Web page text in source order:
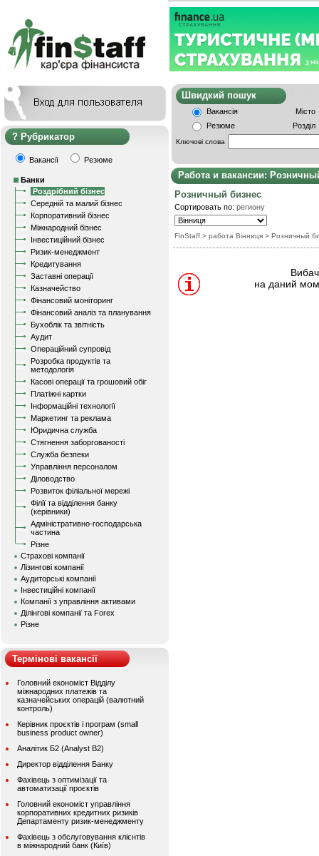
Рубрикатор
Вакансії Резюме
Банки
Роздрібний бізнес
Середній та малий бізнес
Корпоративний бізнес
Міжнародний бізнес
Інвестиційний бізнес
Ризик-менеджмент
Кредитування
Заставні операції
Казначейство
Фінансовий моніторинг
Фінансовий аналіз та планування
Бухоблік та звітність
Аудит
Операційний супровід
Розробка продуктів та
методологія
Касові операції та грошовий обіг
Платіжні картки
Інформаційні технології
Маркетинг та реклама
Юридична служба
Стягнення заборгованості
Служба безпеки
Управління персоналом
Діловодство
Розвиток філіальної мережі
Філії та відділення банку
(керівники)
Адміністративно-господарська
частина
Різне
Страхові компанії
Лізингові компанії
Аудиторські компанії
Інвестиційні компанії
Компанії з управління активами
Ділінгові компанії та Forex
Різне
Термінові вакансії
Головний економіст Відділу
міжнародних платежів та
казначейських операцій (валютний
контроль)
Керівник проєктів і програм (small
business product owner)
Аналітик Б2 (Analyst B2)
Директор відділення Банку
Фахівець з оптимізації та
автоматизації проєктів
Головний економіст управління
корпоративних кредитних ризиків
Департаменту ризик-менеджменту
Фахівець з обслуговування клієнтів
в міжнародний банк (Київ)
Швидкий
Вакансія
Місто
Резюме
Розділ
Ключові слова
Работа и вакансии:
Розничный бизнес
Сортировать по: региону
FinStaff > работа Вінниця > Розничный
на даний